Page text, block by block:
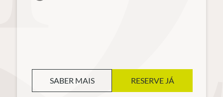
SABER MAIS RESERVE JÁ